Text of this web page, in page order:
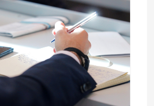
p
p
n
k